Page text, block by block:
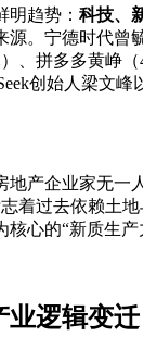
明趋势： 科技、
源。宁德时代曾
、拼多多黄峥（
创始人梁文峰
地产企业家无一
着过去依赖土
心的“新质生产
业逻辑变迁